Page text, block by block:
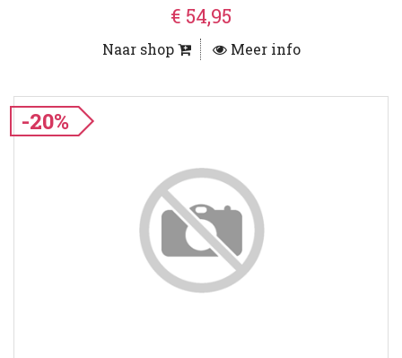
€ 54,95
Naar shop Meer info
-20%